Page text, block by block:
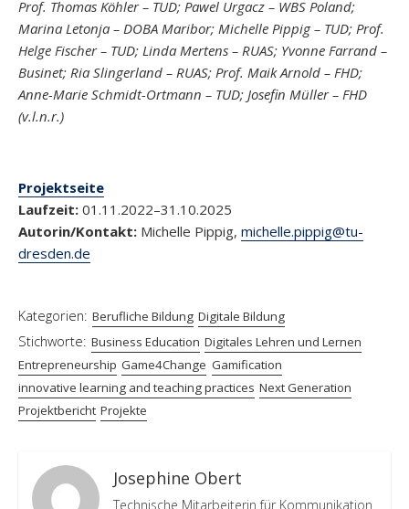
Prof. Thomas Köhler – TUD; Pawel Urgacz – WBS Poland;
Marina Letonja – DOBA Maribor; Michelle Pippig – TUD; Prof.
Helge Fischer – TUD; Linda Mertens – RUAS; Yvonne Farrand –
Businet; Ria Slingerland – RUAS; Prof. Maik Arnold – FHD;
Anne-Marie Schmidt-Ortmann – TUD; Josefin Müller – FHD
(v.l.n.r.)
Projektseite
Laufzeit: 01.11.2022–31.10.2025
Autorin/Kontakt: Michelle Pippig, michelle.pippig@​tu-
dresden.de
Kategorien: Berufliche Bildung Digitale Bildung
Stichworte: Business Education Digitales Lehren und Lernen
Entrepreneurship Game4Change Gamification
innovative learning and teaching practices Next Generation
Projektbericht Projekte
Josephine Obert
Technische Mitarbeiterin für Kommunikation